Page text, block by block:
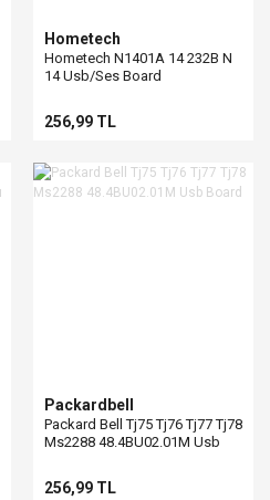
Hometech
Hometech N1401A 14 232B N
14 Usb/Ses Board
256,99 TL
Packardbell
Packard Bell Tj75 Tj76 Tj77 Tj78
Ms2288 48.4BU02.01M Usb
256,99 TL